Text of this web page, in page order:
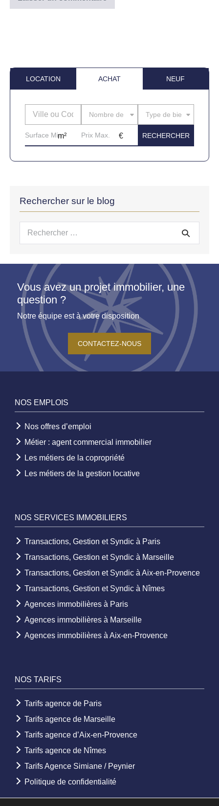
LOCATION ACHAT NEUF
Nombre de piècesType de bien
Rechercher sur le blog
Recherche
Vous avez un projet immobilier, une
question ?
Notre équipe est à votre disposition
CONTACTEZ-NOUS
NOS EMPLOIS
Nos offres d’emploi
Métier : agent commercial immobilier
Les métiers de la copropriété
Les métiers de la gestion locative
NOS SERVICES IMMOBILIERS
Transactions, Gestion et Syndic à Paris
Transactions, Gestion et Syndic à Marseille
Transactions, Gestion et Syndic à Aix-en-Provence
Transactions, Gestion et Syndic à Nîmes
Agences immobilières à Paris
Agences immobilières à Marseille
Agences immobilières à Aix-en-Provence
NOS TARIFS
Tarifs agence de Paris
Tarifs agence de Marseille
Tarifs agence d’Aix-en-Provence
Tarifs agence de Nîmes
Tarifs Agence Simiane / Peynier
Politique de confidentialité